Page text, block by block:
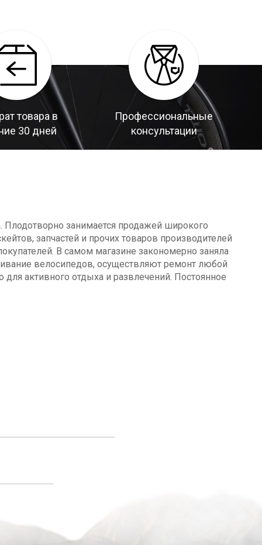
товара в
30 дней
Профессиональные
консультации
Плодотворно занимается продажей широкого
запчастей и прочих товаров производителей
В самом магазине закономерно заняла
велосипедов, осуществляют ремонт любой
для активного отдыха и развлечений. Постоянное